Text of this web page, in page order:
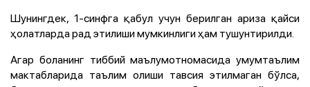
Шунингдек, 1-синфга қабул учун берилган ариза қайси
ҳолатларда рад этилиши мумкинлиги ҳам тушунтирилди.
Агар боланинг тиббий маълумотномасида умумтаълим
мактабларида таълим олиши тавсия этилмаган бўлса,